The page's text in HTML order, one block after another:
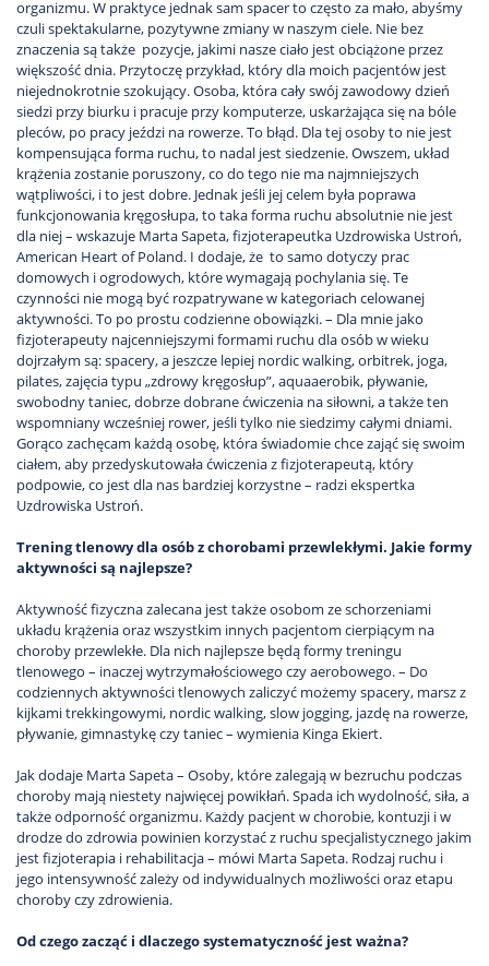
organizmu. W praktyce jednak sam spacer to często za mało, abyśmy
czuli spektakularne, pozytywne zmiany w naszym ciele. Nie bez
znaczenia są także pozycje, jakimi nasze ciało jest obciążone przez
większość dnia. Przytoczę przykład, który dla moich pacjentów jest
niejednokrotnie szokujący. Osoba, która cały swój zawodowy dzień
siedzi przy biurku i pracuje przy komputerze, uskarżająca się na bóle
pleców, po pracy jeździ na rowerze. To błąd. Dla tej osoby to nie jest
kompensująca forma ruchu, to nadal jest siedzenie. Owszem, układ
krążenia zostanie poruszony, co do tego nie ma najmniejszych
wątpliwości, i to jest dobre. Jednak jeśli jej celem była poprawa
funkcjonowania kręgosłupa, to taka forma ruchu absolutnie nie jest
dla niej – wskazuje Marta Sapeta, fizjoterapeutka Uzdrowiska Ustroń,
American Heart of Poland. I dodaje, że to samo dotyczy prac
domowych i ogrodowych, które wymagają pochylania się. Te
czynności nie mogą być rozpatrywane w kategoriach celowanej
aktywności. To po prostu codzienne obowiązki. – Dla mnie jako
fizjoterapeuty najcenniejszymi formami ruchu dla osób w wieku
dojrzałym są: spacery, a jeszcze lepiej nordic walking, orbitrek, joga,
pilates, zajęcia typu „zdrowy kręgosłup”, aquaaerobik, pływanie,
swobodny taniec, dobrze dobrane ćwiczenia na siłowni, a także ten
wspomniany wcześniej rower, jeśli tylko nie siedzimy całymi dniami.
Gorąco zachęcam każdą osobę, która świadomie chce zająć się swoim
ciałem, aby przedyskutowała ćwiczenia z fizjoterapeutą, który
podpowie, co jest dla nas bardziej korzystne – radzi ekspertka
Uzdrowiska Ustroń.
Trening tlenowy dla osób z chorobami przewlekłymi. Jakie formy
aktywności są najlepsze?
Aktywność fizyczna zalecana jest także osobom ze schorzeniami
układu krążenia oraz wszystkim innych pacjentom cierpiącym na
choroby przewlekłe. Dla nich najlepsze będą formy treningu
tlenowego – inaczej wytrzymałościowego czy aerobowego. – Do
codziennych aktywności tlenowych zaliczyć możemy spacery, marsz z
kijkami trekkingowymi, nordic walking, slow jogging, jazdę na rowerze,
pływanie, gimnastykę czy taniec – wymienia Kinga Ekiert.
Jak dodaje Marta Sapeta – Osoby, które zalegają w bezruchu podczas
choroby mają niestety najwięcej powikłań. Spada ich wydolność, siła, a
także odporność organizmu. Każdy pacjent w chorobie, kontuzji i w
drodze do zdrowia powinien korzystać z ruchu specjalistycznego jakim
jest fizjoterapia i rehabilitacja – mówi Marta Sapeta. Rodzaj ruchu i
jego intensywność zależy od indywidualnych możliwości oraz etapu
choroby czy zdrowienia.
Od czego zacząć i dlaczego systematyczność jest ważna?